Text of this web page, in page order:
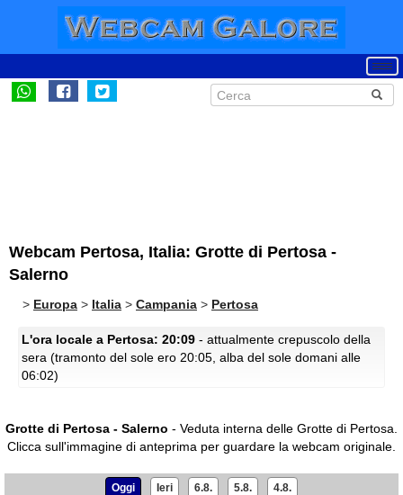
Webcam Pertosa, Italia: Grotte di Pertosa -
Salerno
> Europa > Italia > Campania > Pertosa
L'ora locale a Pertosa: 20:09 - attualmente crepuscolo della
sera (tramonto del sole ero 20:05, alba del sole domani alle
06:02)
Grotte di Pertosa - Salerno - Veduta interna delle Grotte di Pertosa.
Clicca sull'immagine di anteprima per guardare la webcam originale.
Oggi Ieri 6.8. 5.8. 4.8.